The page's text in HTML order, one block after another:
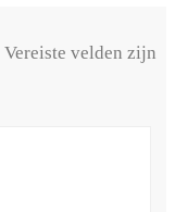
Vereiste velden zijn